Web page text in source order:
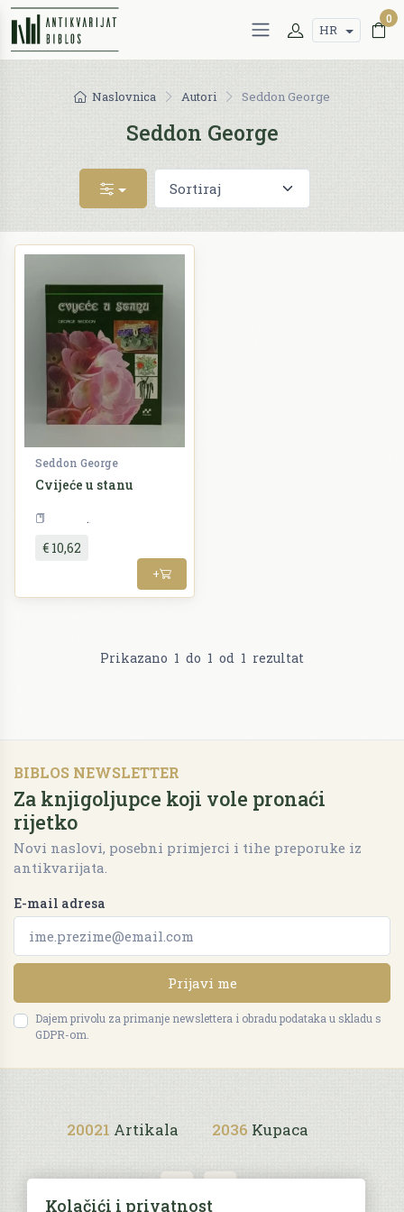
HR
0
Naslovnica Autori Seddon George
Seddon George
Seddon George
Cvijeće u stanu
€ 10,62
+
Prikazano 1 do 1 od 1 rezultat
BIBLOS NEWSLETTER
Za knjigoljupce koji vole pronaći
rijetko
Novi naslovi, posebni primjerci i tihe preporuke iz
antikvarijata.
E-mail adresa
Prijavi me
Dajem privolu za primanje newslettera i obradu podataka u skladu s
GDPR-om.
20021 Artikala 2036 Kupaca
Kolačići i privatnost